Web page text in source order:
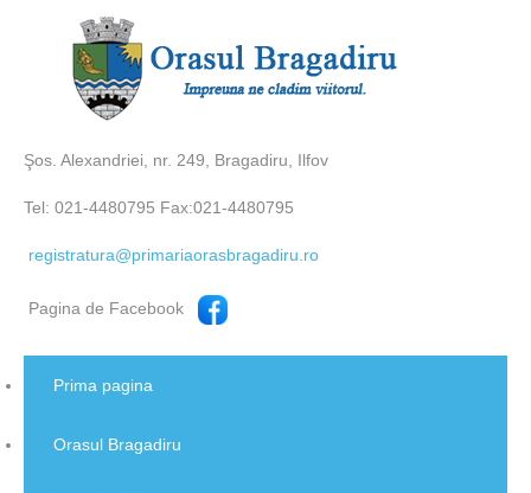
Şos. Alexandriei, nr. 249, Bragadiru, Ilfov
Tel: 021-4480795 Fax:021-4480795
registratura@primariaorasbragadiru.ro
Pagina de Facebook
Prima pagina
Orasul Bragadiru